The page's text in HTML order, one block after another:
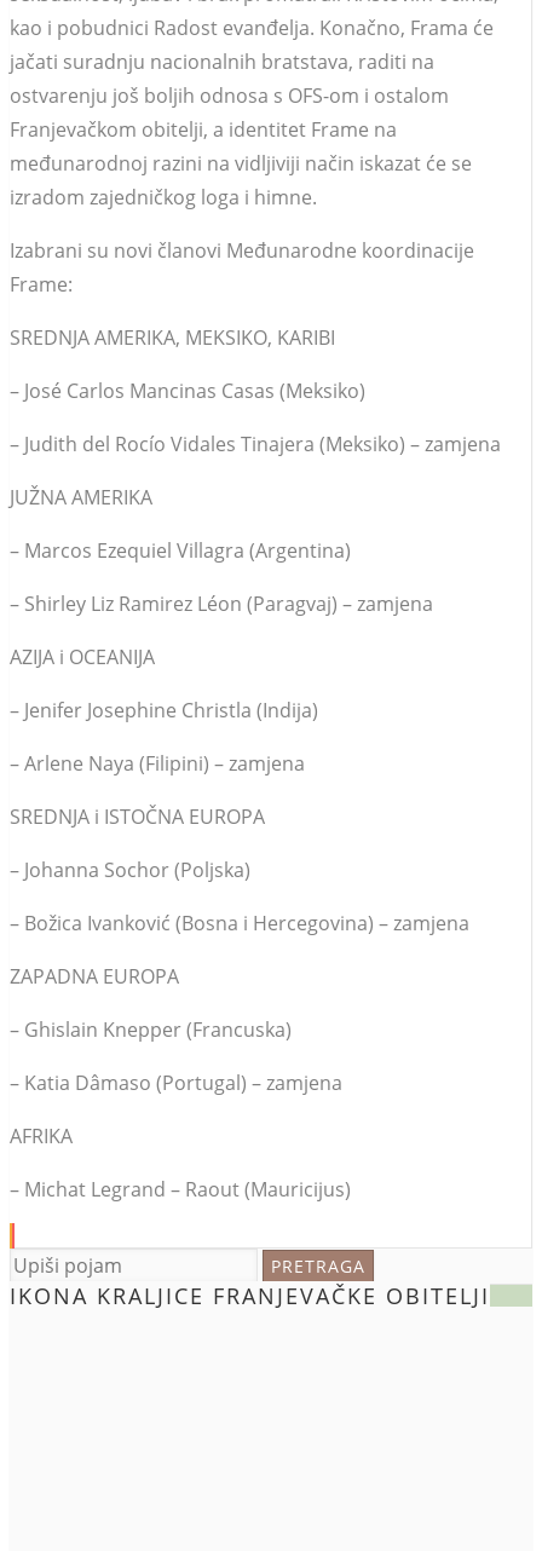
kao i pobudnici Radost evanđelja. Konačno, Frama će
jačati suradnju nacionalnih bratstava, raditi na
ostvarenju još boljih odnosa s OFS-om i ostalom
Franjevačkom obitelji, a identitet Frame na
međunarodnoj razini na vidljiviji način iskazat će se
izradom zajedničkog loga i himne.
Izabrani su novi članovi Međunarodne koordinacije
Frame:
SREDNJA AMERIKA, MEKSIKO, KARIBI
– José Carlos Mancinas Casas (Meksiko)
– Judith del Rocío Vidales Tinajera (Meksiko) – zamjena
JUŽNA AMERIKA
– Marcos Ezequiel Villagra (Argentina)
– Shirley Liz Ramirez Léon (Paragvaj) – zamjena
AZIJA i OCEANIJA
– Jenifer Josephine Christla (Indija)
– Arlene Naya (Filipini) – zamjena
SREDNJA i ISTOČNA EUROPA
– Johanna Sochor (Poljska)
– Božica Ivanković (Bosna i Hercegovina) – zamjena
ZAPADNA EUROPA
– Ghislain Knepper (Francuska)
– Katia Dâmaso (Portugal) – zamjena
AFRIKA
– Michat Legrand – Raout (Mauricijus)
IKONA KRALJICE FRANJEVAČKE OBITELJI